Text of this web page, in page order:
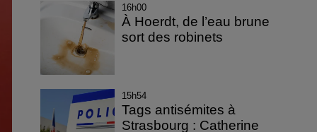
16h00
À Hoerdt, de l’eau brune
sort des robinets
15h54
Tags antisémites à
Strasbourg : Catherine